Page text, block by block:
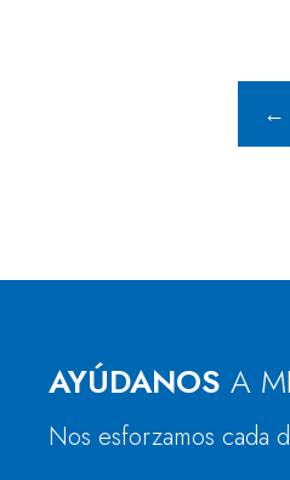
←
AYÚDANOS A
Nos esforzamos cada